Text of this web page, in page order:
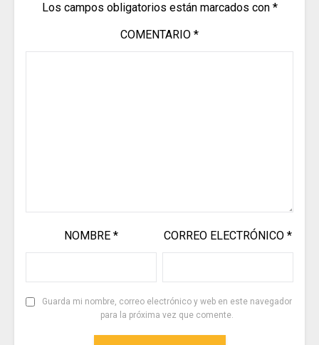
Los campos obligatorios están marcados con *
COMENTARIO *
NOMBRE* CORREO ELECTRÓNICO *
Guarda mi nombre, correo electrónico y web en este navegador
para la próxima vez que comente.